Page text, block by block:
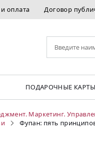
оплата Договор
ПОДАРОЧНЫЕ КАРТЫ
Маркетинг.
Фупан: пять